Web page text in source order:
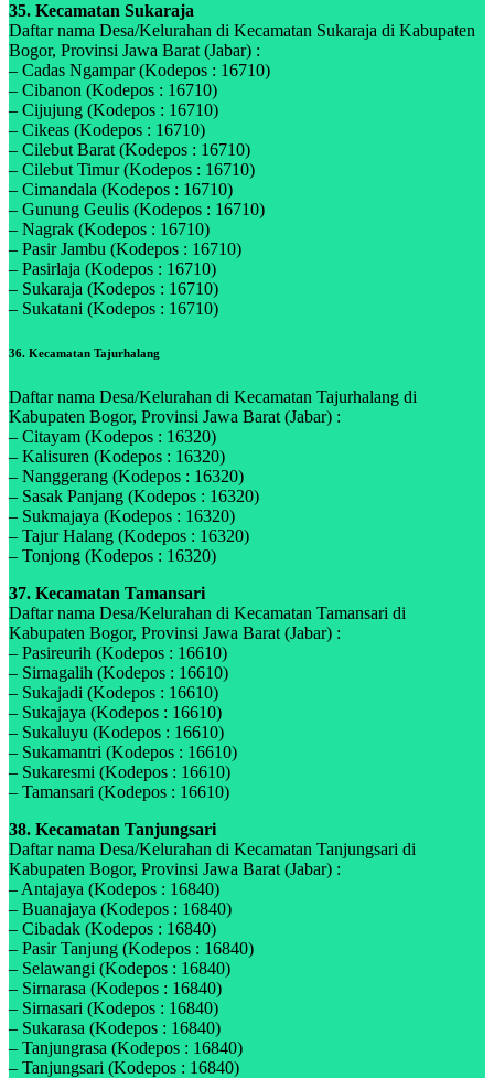
35. Kecamatan Sukaraja
Daftar nama Desa/Kelurahan di Kecamatan Sukaraja di Kabupaten
Bogor, Provinsi Jawa Barat (Jabar) :
– Cadas Ngampar (Kodepos : 16710)
– Cibanon (Kodepos : 16710)
– Cijujung (Kodepos : 16710)
– Cikeas (Kodepos : 16710)
– Cilebut Barat (Kodepos : 16710)
– Cilebut Timur (Kodepos : 16710)
– Cimandala (Kodepos : 16710)
– Gunung Geulis (Kodepos : 16710)
– Nagrak (Kodepos : 16710)
– Pasir Jambu (Kodepos : 16710)
– Pasirlaja (Kodepos : 16710)
– Sukaraja (Kodepos : 16710)
– Sukatani (Kodepos : 16710)
36. Kecamatan Tajurhalang
Daftar nama Desa/Kelurahan di Kecamatan Tajurhalang di
Kabupaten Bogor, Provinsi Jawa Barat (Jabar) :
– Citayam (Kodepos : 16320)
– Kalisuren (Kodepos : 16320)
– Nanggerang (Kodepos : 16320)
– Sasak Panjang (Kodepos : 16320)
– Sukmajaya (Kodepos : 16320)
– Tajur Halang (Kodepos : 16320)
– Tonjong (Kodepos : 16320)
37. Kecamatan Tamansari
Daftar nama Desa/Kelurahan di Kecamatan Tamansari di
Kabupaten Bogor, Provinsi Jawa Barat (Jabar) :
– Pasireurih (Kodepos : 16610)
– Sirnagalih (Kodepos : 16610)
– Sukajadi (Kodepos : 16610)
– Sukajaya (Kodepos : 16610)
– Sukaluyu (Kodepos : 16610)
– Sukamantri (Kodepos : 16610)
– Sukaresmi (Kodepos : 16610)
– Tamansari (Kodepos : 16610)
38. Kecamatan Tanjungsari
Daftar nama Desa/Kelurahan di Kecamatan Tanjungsari di
Kabupaten Bogor, Provinsi Jawa Barat (Jabar) :
– Antajaya (Kodepos : 16840)
– Buanajaya (Kodepos : 16840)
– Cibadak (Kodepos : 16840)
– Pasir Tanjung (Kodepos : 16840)
– Selawangi (Kodepos : 16840)
– Sirnarasa (Kodepos : 16840)
– Sirnasari (Kodepos : 16840)
– Sukarasa (Kodepos : 16840)
– Tanjungrasa (Kodepos : 16840)
– Tanjungsari (Kodepos : 16840)